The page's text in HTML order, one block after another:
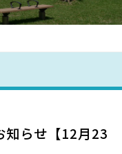
知らせ【12月23